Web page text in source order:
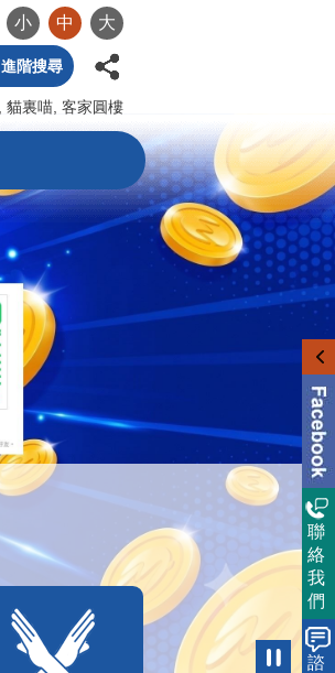
小 中 大
進階搜尋
貓裏喵 客家圓樓
聯
絡
我
們
諮